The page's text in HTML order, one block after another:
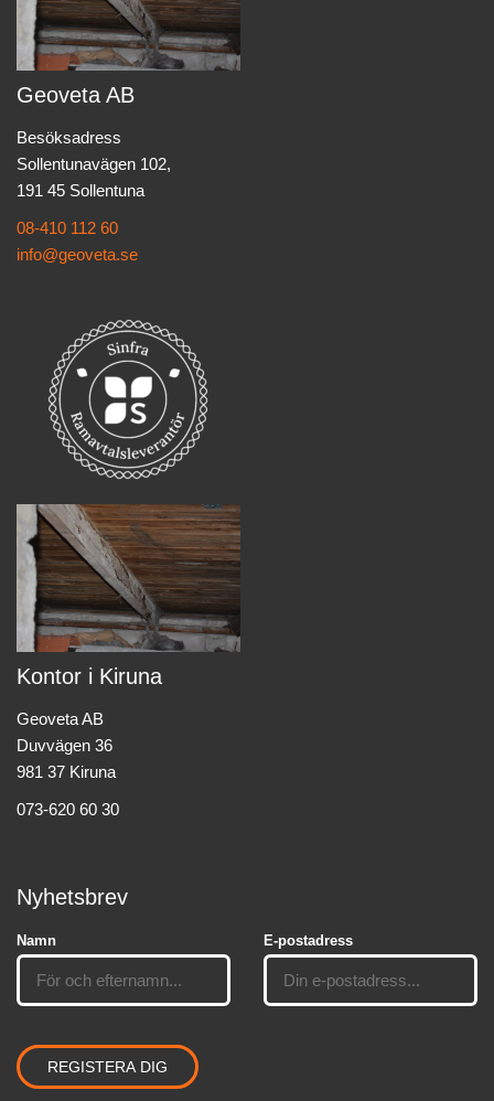
Geoveta AB
Besöksadress
Sollentunavägen 102,
191 45 Sollentuna
08-410 112 60
info@geoveta.se
Kontor i Kiruna
Geoveta AB
Duvvägen 36
981 37 Kiruna
073-620 60 30
Nyhetsbrev
Namn E-postadress